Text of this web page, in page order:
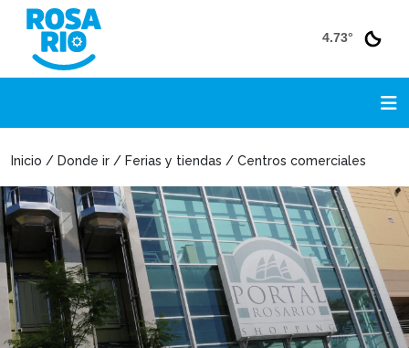
4.73°
Inicio / Donde ir / Ferias y tiendas / Centros comerciales